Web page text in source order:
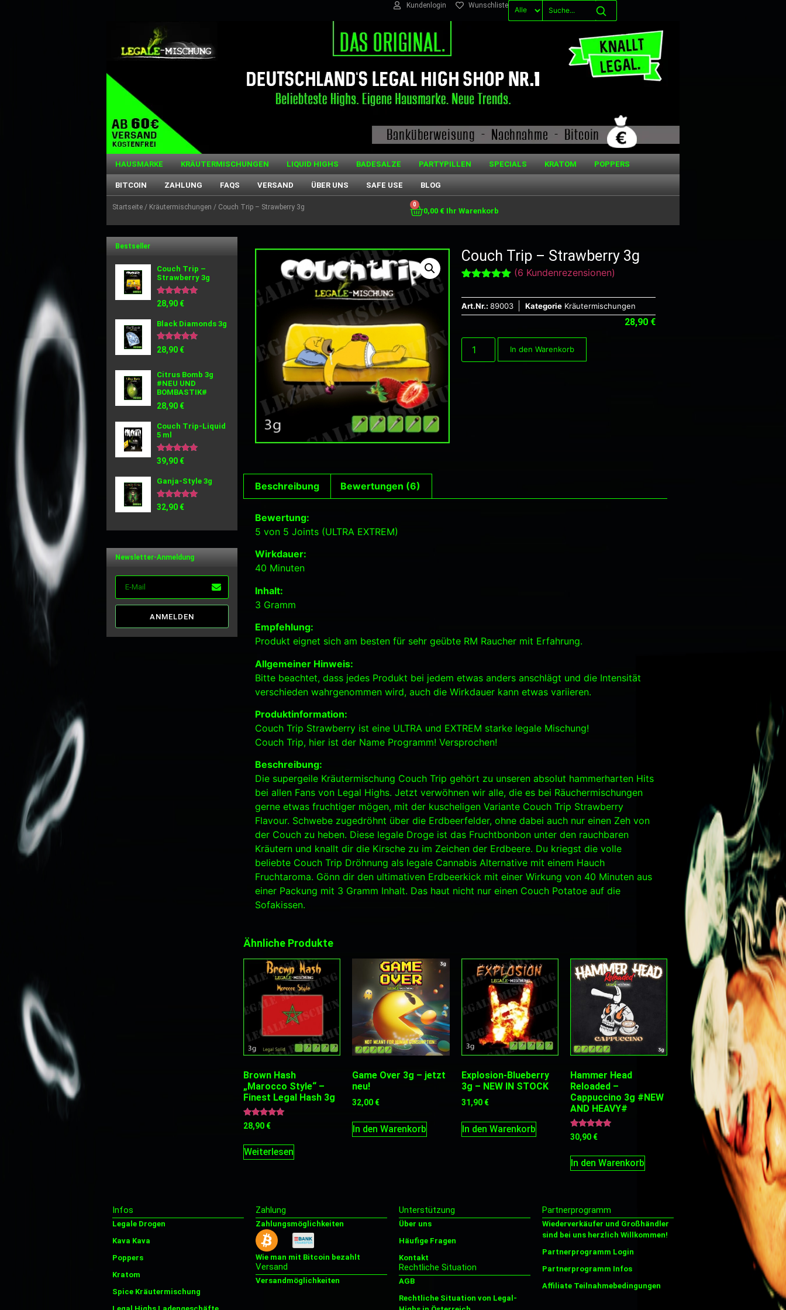
Kundenlogin Wunschliste
HAUSMARKE KRÄUTERMISCHUNGEN LIQUID HIGHS BADESALZE PARTYPILLEN SPECIALS KRATOM POPPERS
BITCOIN ZAHLUNG FAQS VERSAND ÜBER UNS SAFE USE BLOG
Startseite / Kräutermischungen / Couch Trip – Strawberry 3g 0,00 €
0
Bestseller
Couch Trip –
Strawberry 3g
Bewertet
mit
von 5
28,90 €
Black Diamonds 3g
Bewertet
mit
von 5
28,90 €
Citrus Bomb 3g
#NEU UND
BOMBASTIK#
28,90 €
Couch Trip-Liquid
5 ml
Bewertet
mit
von 5
39,90 €
Ganja-Style 3g
Bewertet
mit
32,90 €
Newsletter-Anmeldung
ANMELDEN
Couch Trip – Strawberry 3g
5.00von 5,
basierend
auf
(6 Kundenrezensionen)
Art.Nr.: 89003 Kategorie Kräutermischungen
28,90 €
In den Warenkorb
Beschreibung Bewertungen (6)
Bewertung:
5 von 5 Joints (ULTRA EXTREM)
Wirkdauer:
40 Minuten
Inhalt:
3 Gramm
Empfehlung:
Produkt eignet sich am besten für sehr geübte RM Raucher mit Erfahrung.
Allgemeiner Hinweis:
Bitte beachtet, dass jedes Produkt bei jedem etwas anders anschlägt und die Intensität
verschieden wahrgenommen wird, auch die Wirkdauer kann etwas variieren.
Produktinformation:
Couch Trip Strawberry ist eine ULTRA und EXTREM starke legale Mischung!
Couch Trip, hier ist der Name Programm! Versprochen!
Beschreibung:
Die supergeile Kräutermischung Couch Trip gehört zu unseren absolut hammerharten Hits
bei allen Fans von Legal Highs. Jetzt verwöhnen wir alle, die es bei Räuchermischungen
gerne etwas fruchtiger mögen, mit der kuscheligen Variante Couch Trip Strawberry
Flavour. Schwebe zugedröhnt über die Erdbeerfelder, ohne dabei auch nur einen Zeh von
der Couch zu heben. Diese legale Droge ist das Fruchtbonbon unter den rauchbaren
Kräutern und knallt dir die Kirsche zu im Zeichen der Erdbeere. Du kriegst die volle
beliebte Couch Trip Dröhnung als legale Cannabis Alternative mit einem Hauch
Fruchtaroma. Gönn dir den ultimativen Erdbeerkick mit einer Wirkung von 40 Minuten aus
einer Packung mit 3 Gramm Inhalt. Das haut nicht nur einen Couch Potatoe auf die
Sofakissen.
Ähnliche Produkte
Brown Hash
„Marocco Style“ –
Finest Legal Hash 3g
Bewertet
mit
von 5
28,90 €
Weiterlesen
Game Over 3g – jetzt
neu!
32,00 €
In den Warenkorb
Explosion-Blueberry
3g – NEW IN STOCK
31,90 €
In den Warenkorb
Hammer Head
Reloaded –
Cappuccino 3g #NEW
AND HEAVY#
Bewertet
mit
von 5
30,90 €
In den Warenkorb
Infos
Legale Drogen
Kava Kava
Poppers
Kratom
Spice Kräutermischung
Zahlung
Zahlungsmöglichkeiten
Wie man mit Bitcoin bezahlt
Versand
Versandmöglichkeiten
Unterstützung
Über uns
Häufige Fragen
Kontakt
Rechtliche Situation
AGB
Rechtliche Situation von Legal-
Partnerprogramm
Wiederverkäufer und Großhändler
sind bei uns herzlich Willkommen!
Partnerprogramm Login
Partnerprogramm Infos
Affiliate Teilnahmebedingungen